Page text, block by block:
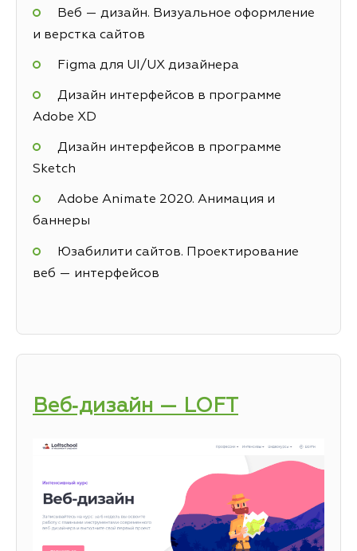
Веб — дизайн. Визуальное оформление
и верстка сайтов
Figma для UI/UX дизайнера
Дизайн интерфейсов в программе
Adobe XD
Дизайн интерфейсов в программе
Sketch
Adobe Animate 2020. Анимация и
баннеры
Юзабилити сайтов. Проектирование
веб — интерфейсов
Веб‑дизайн — LOFT